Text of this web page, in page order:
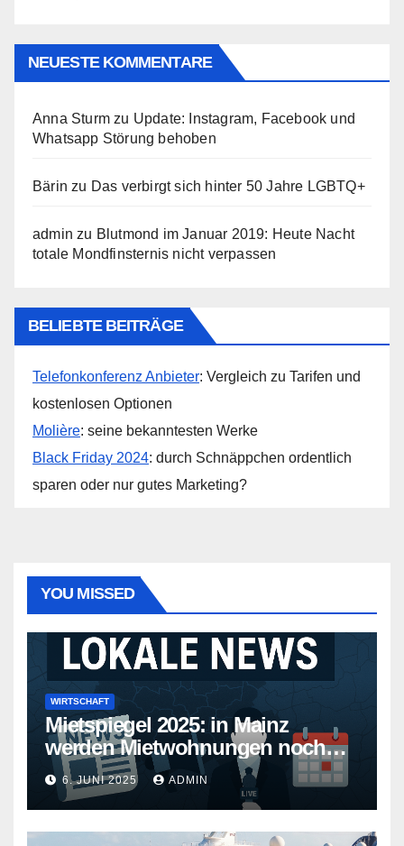
NEUESTE KOMMENTARE
Anna Sturm zu Update: Instagram, Facebook und
Whatsapp Störung behoben
Bärin zu Das verbirgt sich hinter 50 Jahre LGBTQ+
admin zu Blutmond im Januar 2019: Heute Nacht
totale Mondfinsternis nicht verpassen
BELIEBTE BEITRÄGE
Telefonkonferenz Anbieter: Vergleich zu Tarifen und
kostenlosen Optionen
Molière: seine bekanntesten Werke
Black Friday 2024: durch Schnäppchen ordentlich
sparen oder nur gutes Marketing?
YOU MISSED
WIRTSCHAFT
Mietspiegel 2025: in Mainz
werden Mietwohnungen noch
teurer
6. JUNI 2025 ADMIN